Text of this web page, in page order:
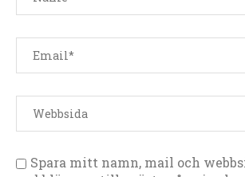
Spara mitt namn, mail och